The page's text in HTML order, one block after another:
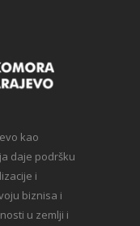
kao
daje podršku
i
biznisa i
u zemlji i